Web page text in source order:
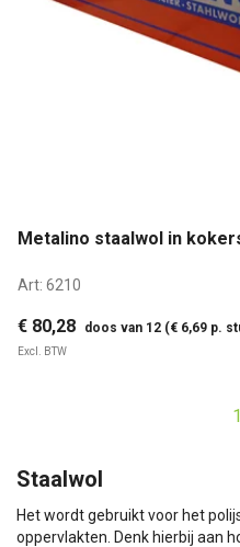
Metalino staalwol in
Art: 6210
€ 80,28 doos van 12 (€ 6,69 p.
Excl. BTW
1
Staalwol
Het wordt gebruikt voor het
oppervlakten. Denk hierbij aan